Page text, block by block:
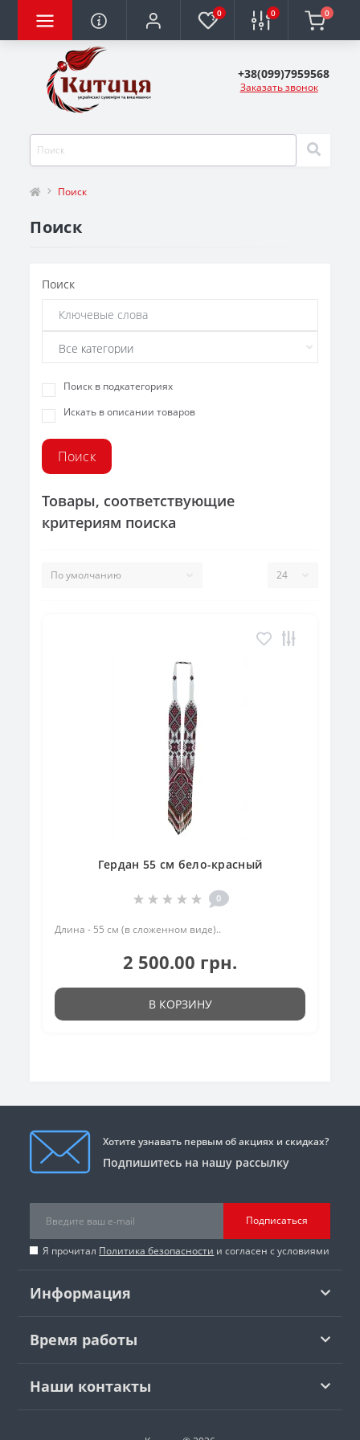
0 0 0
+38(099)7959568
Заказать звонок
Поиск
Поиск
Поиск
Поиск в подкатегориях
Искать в описании товаров
Товары, соответствующие
критериям поиска
Гердан 55 см бело-красный
0
Длина - 55 см (в сложенном виде)..
2 500.00 грн.
В КОРЗИНУ
Хотите узнавать первым об акциях и скидках?
Подпишитесь на нашу рассылку
Подписаться
Я прочитал Политика безопасности и согласен с условиями
Информация
Время работы
Наши контакты